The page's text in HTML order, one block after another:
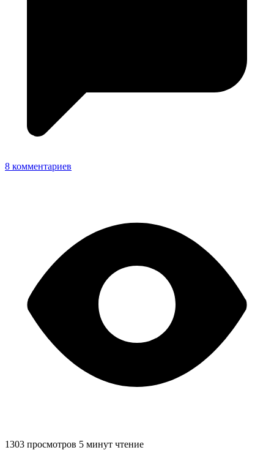
8 комментариев
1303 просмотров 5 минут чтение